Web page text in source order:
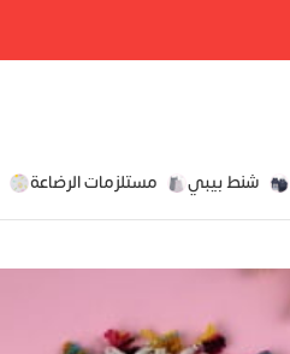
شنط بيبي مستلزمات الرضاعة